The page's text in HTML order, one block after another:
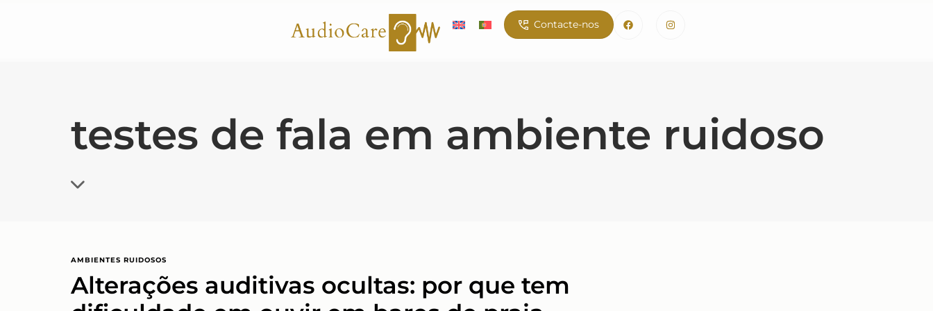
Contacte-nos
testes de fala em ambiente ruidoso
AMBIENTES RUIDOSOS
Alterações auditivas ocultas: por que tem